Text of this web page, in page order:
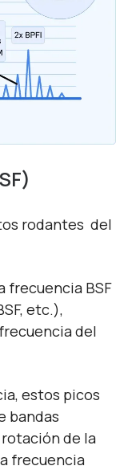
rodantes del
frecuencia BSF
etc.),
del
estos picos
bandas
de la
frecuencia